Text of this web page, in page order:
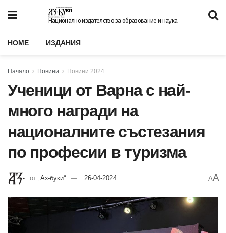
Национално издателство за образование и наука
HOME ИЗДАНИЯ
Начало Новини Новини 2024
Ученици от Варна с най-
много награди на
националните състезания
по професии в туризма
от „Аз-буки“ 26-04-2024 AA